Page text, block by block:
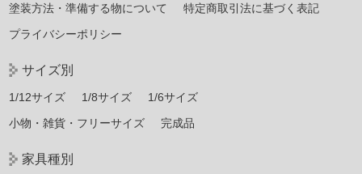
塗装方法・準備する物について
特定商取引法に基づく表記
プライバシーポリシー
サイズ別
1/12サイズ 1/8サイズ
1/6サイズ
小物・雑貨・フリーサイズ
完成品
家具種別